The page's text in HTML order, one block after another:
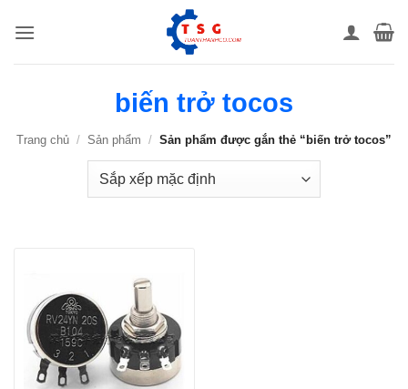
qua
biến trở tocos
Trang chủ / Sản phẩm / Sản phẩm được gắn thẻ “biến trở tocos”